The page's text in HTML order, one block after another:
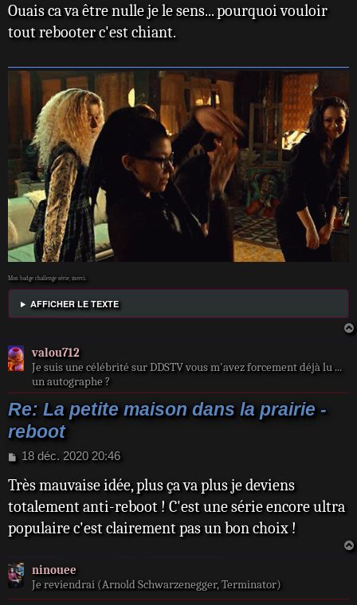
s
a
e
Ouais ca va être nulle je le sens... pourquoi vouloir
tout rebooter c'est chiant.
Mon badge challenge série, merci.
AFFICHER LE TEXTE
valou712
Je suis une célébrité sur DDSTV vous m'avez forcement déjà lu ...
un autographe ?
Re: La petite maison dans la prairie -
reboot
M
s
a
g
18 déc. 2020 20:46
Très mauvaise idée, plus ça va plus je deviens
totalement anti-reboot ! C'est une série encore ultra
populaire c'est clairement pas un bon choix !
ninouee
Je reviendrai (Arnold Schwarzenegger, Terminator)